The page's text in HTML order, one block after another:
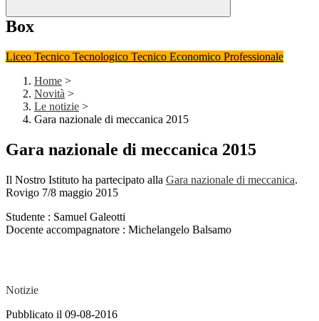
Box
Liceo Tecnico Tecnologico Tecnico Economico Professionale
Home >
Novità >
Le notizie >
Gara nazionale di meccanica 2015
Gara nazionale di meccanica 2015
Il Nostro Istituto ha partecipato alla Gara nazionale di meccanica.
Rovigo 7/8 maggio 2015
Studente : Samuel Galeotti
Docente accompagnatore : Michelangelo Balsamo
Notizie
Pubblicato il 09-08-2016